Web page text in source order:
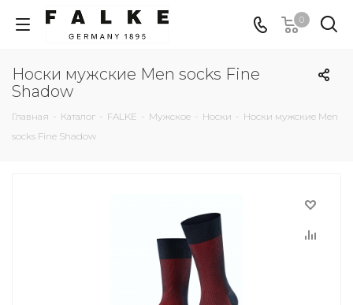
0
Носки мужские Men socks Fine
Shadow
Главная - Каталог - FALKE - Мужское - Носки - Носки мужские Men
socks Fine Shadow